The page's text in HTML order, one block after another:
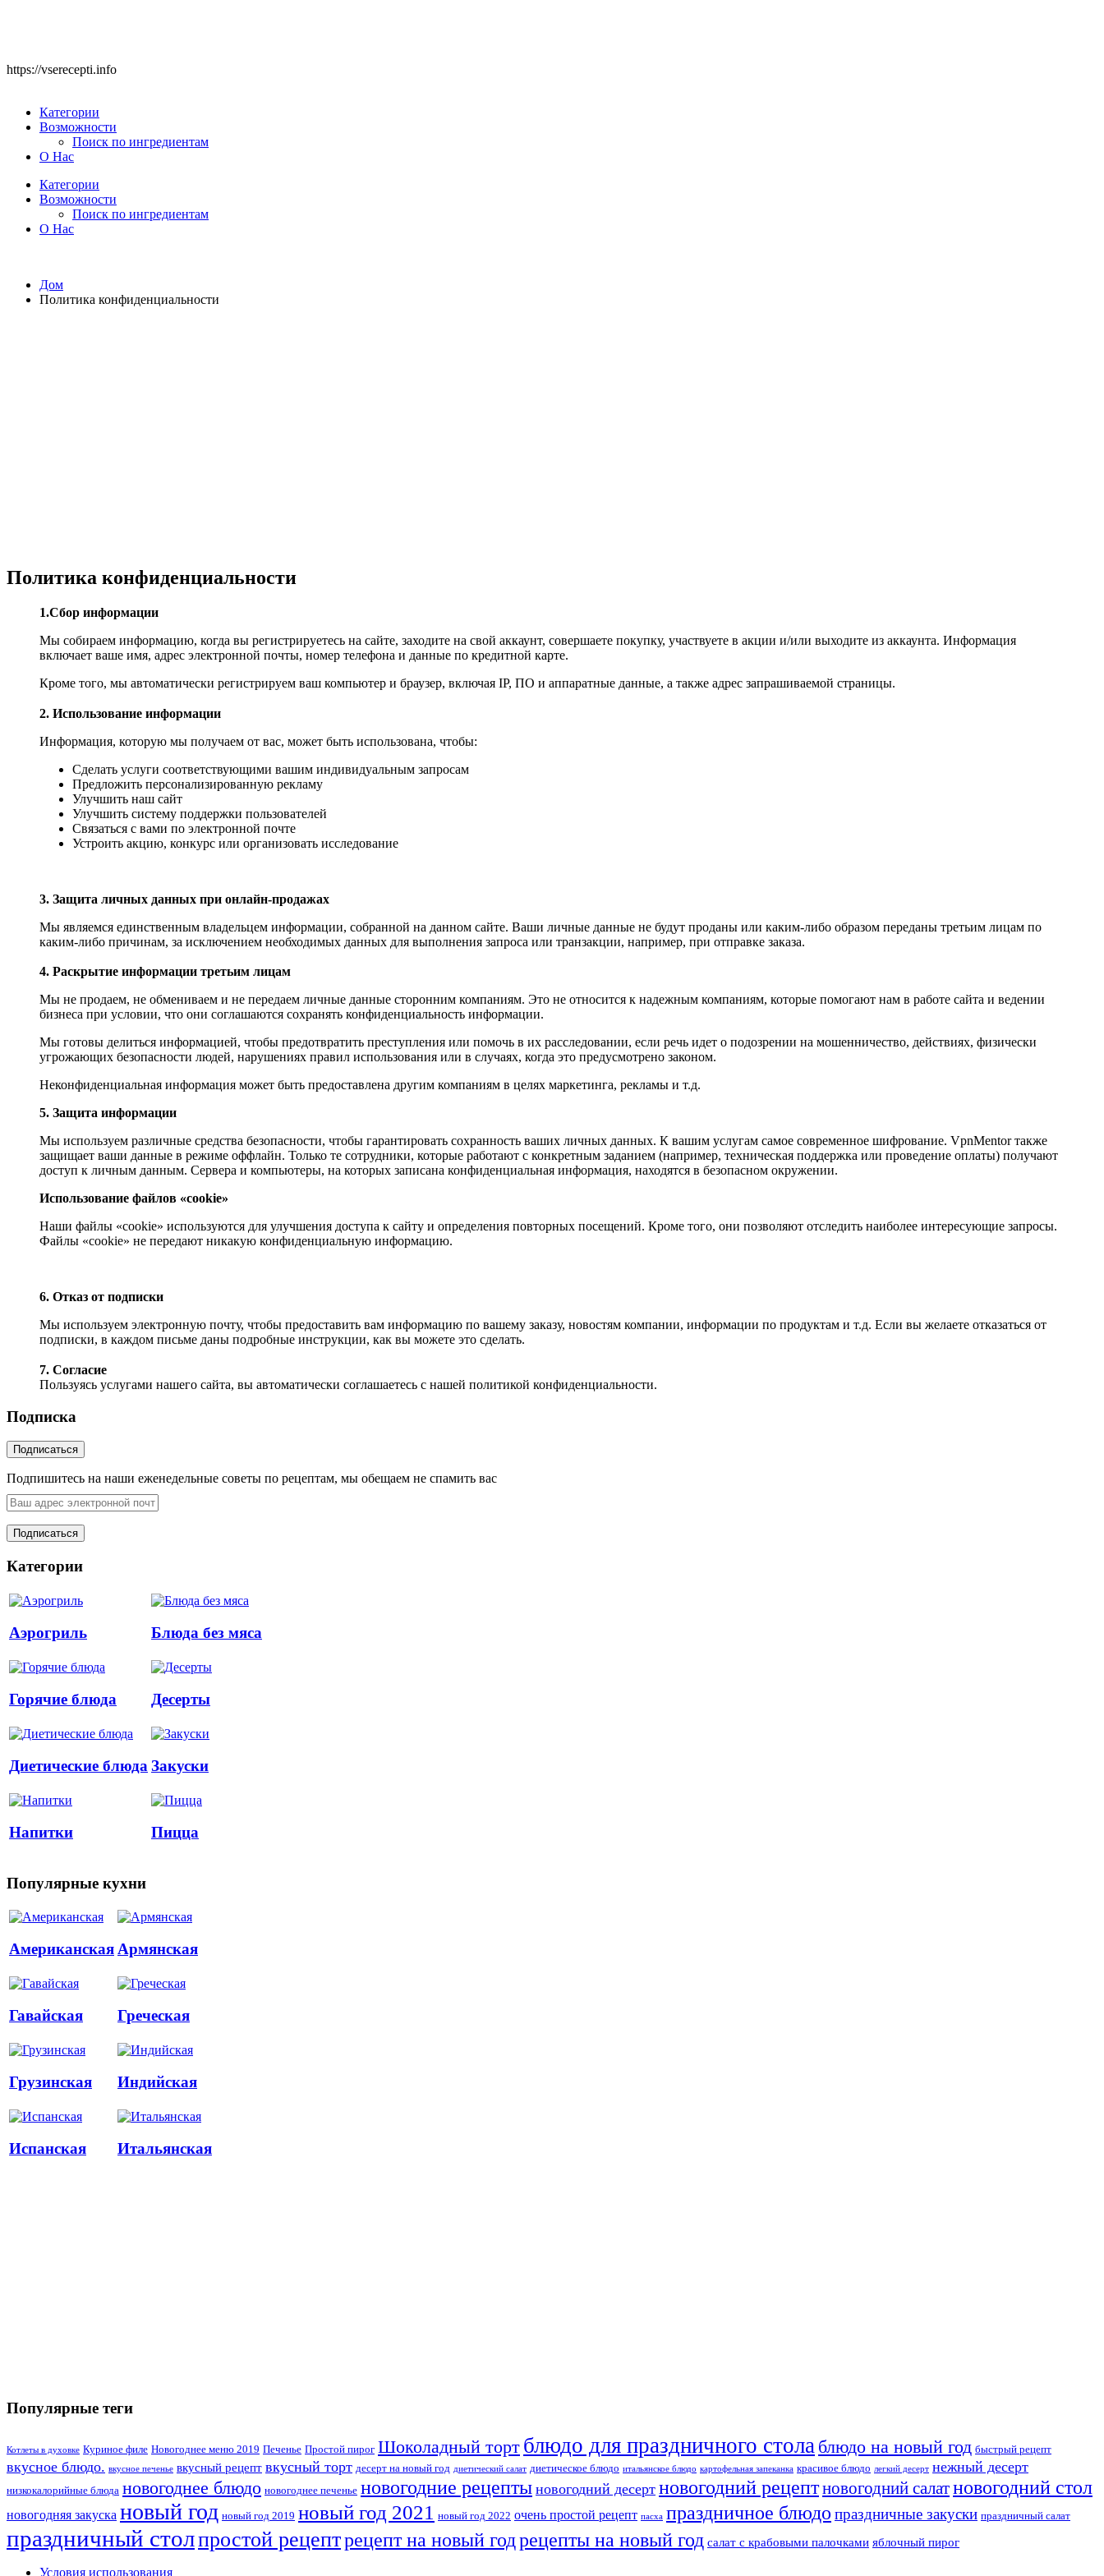
https://vserecepti.info
Категории
Возможности
Поиск по ингредиентам
О Нас
Категории
Возможности
Поиск по ингредиентам
О Нас
Дом
Политика конфиденциальности
Политика конфиденциальности
1.Сбор информации
Мы собираем информацию, когда вы регистрируетесь на сайте, заходите на свой аккаунт, совершаете покупку, участвуете в акции и/или выходите из аккаунта. Информация
включает ваше имя, адрес электронной почты, номер телефона и данные по кредитной карте.
Кроме того, мы автоматически регистрируем ваш компьютер и браузер, включая IP, ПО и аппаратные данные, а также адрес запрашиваемой страницы.
2. Использование информации
Информация, которую мы получаем от вас, может быть использована, чтобы:
Сделать услуги соответствующими вашим индивидуальным запросам
Предложить персонализированную рекламу
Улучшить наш сайт
Улучшить систему поддержки пользователей
Связаться с вами по электронной почте
Устроить акцию, конкурс или организовать исследование
3. Защита личных данных при онлайн-продажах
Мы являемся единственным владельцем информации, собранной на данном сайте. Ваши личные данные не будут проданы или каким-либо образом переданы третьим лицам по
каким-либо причинам, за исключением необходимых данных для выполнения запроса или транзакции, например, при отправке заказа.
4. Раскрытие информации третьим лицам
Мы не продаем, не обмениваем и не передаем личные данные сторонним компаниям. Это не относится к надежным компаниям, которые помогают нам в работе сайта и ведении
бизнеса при условии, что они соглашаются сохранять конфиденциальность информации.
Мы готовы делиться информацией, чтобы предотвратить преступления или помочь в их расследовании, если речь идет о подозрении на мошенничество, действиях, физически
угрожающих безопасности людей, нарушениях правил использования или в случаях, когда это предусмотрено законом.
Неконфиденциальная информация может быть предоставлена другим компаниям в целях маркетинга, рекламы и т.д.
5. Защита информации
Мы используем различные средства безопасности, чтобы гарантировать сохранность ваших личных данных. К вашим услугам самое современное шифрование. VpnMentor также
защищает ваши данные в режиме оффлайн. Только те сотрудники, которые работают с конкретным заданием (например, техническая поддержка или проведение оплаты) получают
доступ к личным данным. Сервера и компьютеры, на которых записана конфиденциальная информация, находятся в безопасном окружении.
Использование файлов «cookie»
Наши файлы «cookie» используются для улучшения доступа к сайту и определения повторных посещений. Кроме того, они позволяют отследить наиболее интересующие запросы.
Файлы «cookie» не передают никакую конфиденциальную информацию.
6. Отказ от подписки
Мы используем электронную почту, чтобы предоставить вам информацию по вашему заказу, новостям компании, информации по продуктам и т.д. Если вы желаете отказаться от
подписки, в каждом письме даны подробные инструкции, как вы можете это сделать.
7. Согласие
Пользуясь услугами нашего сайта, вы автоматически соглашаетесь с нашей политикой конфиденциальности.
Подписка
Подпишитесь на наши еженедельные советы по рецептам, мы обещаем не спамить вас
Категории
Аэрогриль Блюда без мяса
Горячие блюда Десерты
Диетические блюда Закуски
Напитки Пицца
Популярные кухни
Американская Армянская
Гавайская Греческая
Грузинская Индийская
Испанская Итальянская
Популярные теги
Котлеты в духовке Куриное филе Новогоднее меню 2019 Печенье Простой пирог Шоколадный торт блюдо для праздничного стола блюдо на новый год быстрый рецепт
вкусное блюдо. вкусное печенье вкусный рецепт вкусный торт десерт на новый год диетический салат диетическое блюдо итальянское блюдо картофельная запеканка красивое блюдо легкий десерт нежный десерт
низкокалорийные блюда новогоднее блюдо новогоднее печенье новогодние рецепты новогодний десерт новогодний рецептновогодний салатновогодний стол
новогодняя закуска новый год новый год 2019 новый год 2021 новый год 2022 очень простой рецепт пасха праздничное блюдо праздничные закуски праздничный салат
праздничный столпростой рецептрецепт на новый годрецепты на новый год салат с крабовыми палочками яблочный пирог
Условия использования